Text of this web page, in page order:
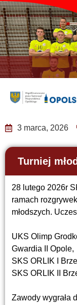
3 marca, 2026
Turniej
28 lutego 2026r
ramach
młodszych.
UKS Olimp
Gwardia II Opole,
SKS ORLIK I
SKS ORLIK II
Zawody wygrała